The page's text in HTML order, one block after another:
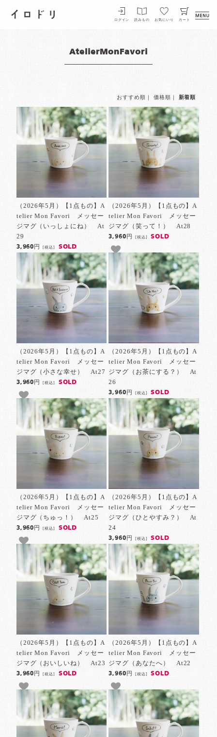
イロドリ
ログイン 読みもの お気にいり カート
AtelierMonFavori
おすすめ順 価格順 新着順
（2026年5月）【1点もの】A
telier Mon Favori メッセー
ジマグ（いっしょにね） At
29
3,960円[税込] SOLD
（2026年5月）【1点もの】A
telier Mon Favori メッセー
ジマグ（笑って！） At28
3,960円 [税込] SOLD
（2026年5月）【1点もの】A
telier Mon Favori メッセー
ジマグ（小さな幸せ） At27
3,960円[税込] SOLD
（2026年5月）【1点もの】A
telier Mon Favori メッセー
ジマグ（お茶にする？） At
26
3,960円 [税込] SOLD
（2026年5月）【1点もの】A
telier Mon Favori メッセー
ジマグ（ちゅっ！） At25
3,960円[税込] SOLD
（2026年5月）【1点もの】A
telier Mon Favori メッセー
ジマグ（ひとやすみ？） At
24
3,960円 [税込] SOLD
（2026年5月）【1点もの】A
telier Mon Favori メッセー
ジマグ（おいしいね） At23
3,960円[税込] SOLD
（2026年5月）【1点もの】A
telier Mon Favori メッセー
ジマグ（あなたへ） At22
3,960円 [税込] SOLD